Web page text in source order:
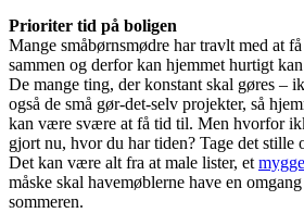
Prioriter tid på boligen
Mange småbørnsmødre har travlt med at
sammen og derfor kan hjemmet hurtigt
De mange ting, der konstant skal gøres –
også de små gør-det-selv projekter, så
kan være svære at få tid til. Men hvorfor
gjort nu, hvor du har tiden? Tage det stille
Det kan være alt fra at male lister, et
måske skal havemøblerne have en
sommeren.